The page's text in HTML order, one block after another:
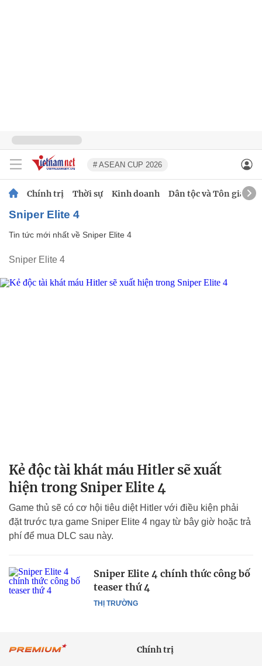
# ASEAN CUP 2026
Chính trị Thời sự Kinh doanh Dân tộc và Tôn giáo
Sniper Elite 4
Tin tức mới nhất về Sniper Elite 4
Sniper Elite 4
Kẻ độc tài khát máu Hitler sẽ xuất
hiện trong Sniper Elite 4
Game thủ sẽ có cơ hội tiêu diệt Hitler với điều kiện phải
đặt trước tựa game Sniper Elite 4 ngay từ bây giờ hoặc trả
phí để mua DLC sau này.
THỊ TRƯỜNG
Sniper Elite 4 chính thức công bố
teaser thứ 4
Chính trị